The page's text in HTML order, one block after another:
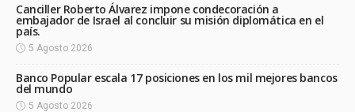
Canciller Roberto Álvarez impone condecoración a
embajador de Israel al concluir su misión diplomática en el
país.
5 Agosto 2026
Banco Popular escala 17 posiciones en los mil mejores bancos
del mundo
5 Agosto 2026